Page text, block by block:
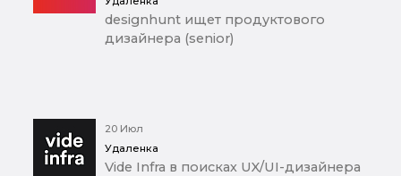
designhunt ищет продуктового
дизайнера (senior)
20 Июл
Удаленка
Vide Infra в поисках UX/UI-дизайнера